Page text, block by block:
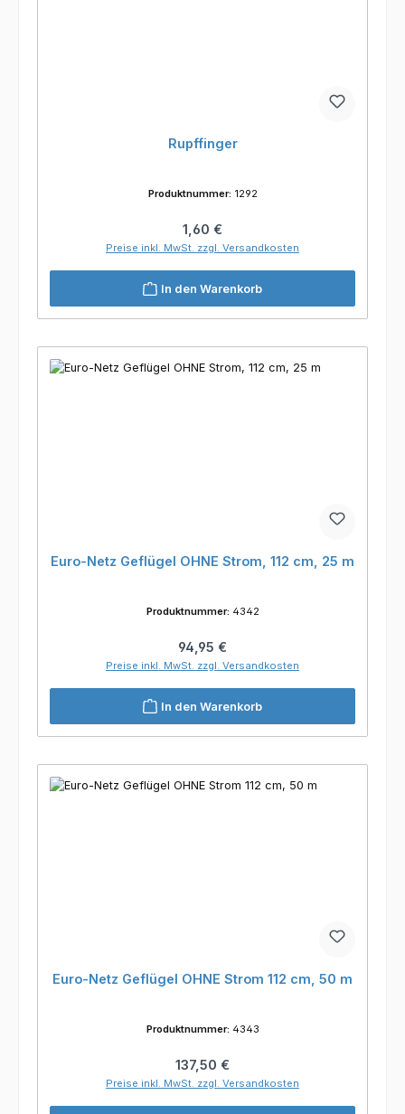
Rupffinger
Produktnummer: 1292
Regulärer Preis:
1,60 €
Preise inkl. MwSt. zzgl. Versandkosten
In den Warenkorb
Euro-Netz Geflügel OHNE Strom, 112 cm, 25 m
Produktnummer: 4342
Regulärer Preis:
94,95 €
Preise inkl. MwSt. zzgl. Versandkosten
In den Warenkorb
Euro-Netz Geflügel OHNE Strom 112 cm, 50 m
Produktnummer: 4343
Regulärer Preis:
137,50 €
Preise inkl. MwSt. zzgl. Versandkosten